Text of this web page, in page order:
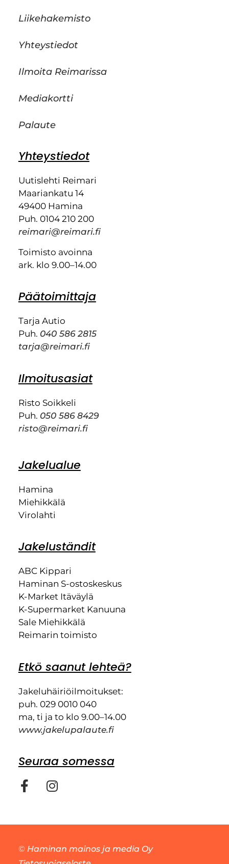
Liikehakemisto
Yhteystiedot
Ilmoita Reimarissa
Mediakortti
Palaute
Yhteystiedot
Uutislehti Reimari
Maariankatu 14
49400 Hamina
Puh. 0104 210 200
reimari@reimari.fi
Toimisto avoinna
ark. klo 9.00–14.00
Päätoimittaja
Tarja Autio
Puh. 040 586 2815
tarja@reimari.fi
Ilmoitusasiat
Risto Soikkeli
Puh. 050 586 8429
risto@reimari.fi
Jakelualue
Hamina
Miehikkälä
Virolahti
Jakeluständit
ABC Kippari
Haminan S-ostoskeskus
K-Market Itäväylä
K-Supermarket Kanuuna
Sale Miehikkälä
Reimarin toimisto
Etkö saanut lehteä?
Jakeluhäiriöilmoitukset:
puh. 029 0010 040
ma, ti ja to klo 9.00–14.00
www.jakelupalaute.fi
Seuraa somessa
© Haminan mainos ja media Oy